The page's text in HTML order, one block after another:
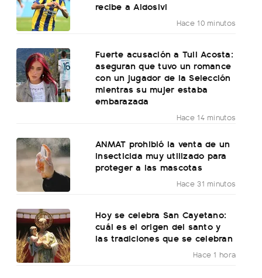
recibe a Aldosivi
Hace 10 minutos
Fuerte acusación a Tuli Acosta:
aseguran que tuvo un romance
con un jugador de la Selección
mientras su mujer estaba
embarazada
Hace 14 minutos
ANMAT prohibió la venta de un
insecticida muy utilizado para
proteger a las mascotas
Hace 31 minutos
Hoy se celebra San Cayetano:
cuál es el origen del santo y
las tradiciones que se celebran
Hace 1 hora